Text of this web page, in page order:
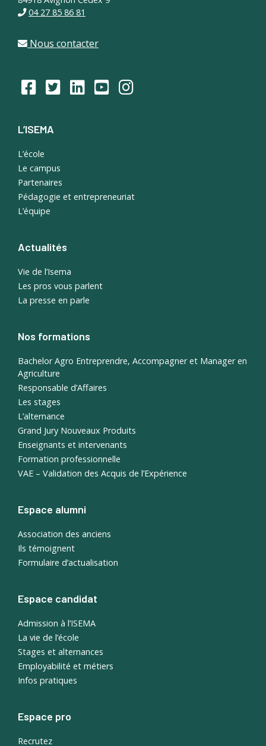
04 27 85 86 81
Nous contacter
L’ISEMA
L’école
Le campus
Partenaires
Pédagogie et entrepreneuriat
L’équipe
Actualités
Vie de l’Isema
Les pros vous parlent
La presse en parle
Nos formations
Bachelor Agro Entreprendre, Accompagner et Manager en
Agriculture
Responsable d’Affaires
Les stages
L’alternance
Grand Jury Nouveaux Produits
Enseignants et intervenants
Formation professionnelle
VAE – Validation des Acquis de l’Expérience
Espace alumni
Association des anciens
Ils témoignent
Formulaire d’actualisation
Espace candidat
Admission à l’ISEMA
La vie de l’école
Stages et alternances
Employabilité et métiers
Infos pratiques
Espace pro
Recrutez